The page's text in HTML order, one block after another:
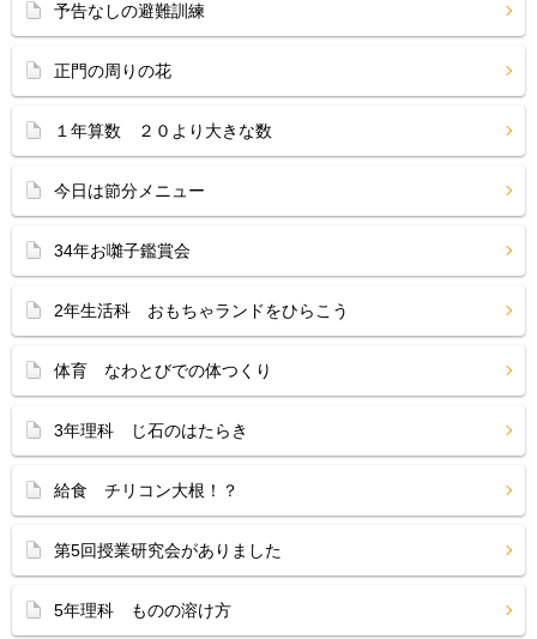
予告なしの避難訓練
正門の周りの花
１年算数 ２０より大きな数
今日は節分メニュー
34年お囃子鑑賞会
2年生活科 おもちゃランドをひらこう
体育 なわとびでの体つくり
3年理科 じ石のはたらき
給食 チリコン大根！？
第5回授業研究会がありました
5年理科 ものの溶け方